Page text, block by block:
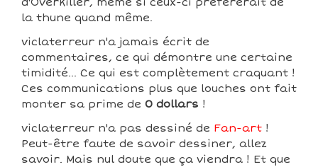
la thune quand même.
viclaterreur n'a jamais écrit de
commentaires, ce qui démontre une certaine
timidité... Ce qui est complètement craquant !
Ces communications plus que louches ont fait
monter sa prime de 0 dollars !
viclaterreur n'a pas dessiné de Fan-art !
Peut-être faute de savoir dessiner, allez
savoir. Mais nul doute que ça viendra ! Et que